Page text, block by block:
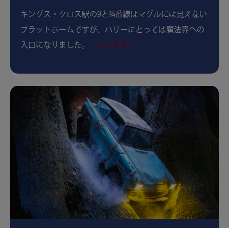
キングス・クロス駅の9と¾番線はマグルには見えない
プラットホームですが、ハリーにとっては魔法界への
入口になりました。 ...もっと読む